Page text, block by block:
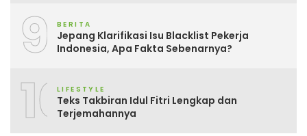
9 BERITA
Jepang Klarifikasi Isu Blacklist Pekerja
Indonesia, Apa Fakta Sebenarnya?
10LIFESTYLE
Teks Takbiran Idul Fitri Lengkap dan
Terjemahannya